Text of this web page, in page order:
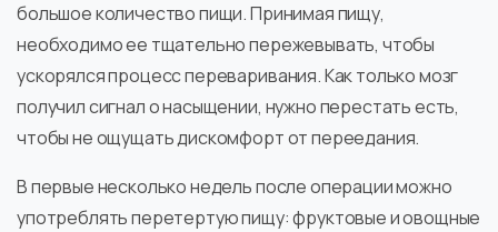
большое количество пищи. Принимая пищу,
необходимо ее тщательно пережевывать, чтобы
ускорялся процесс переваривания. Как только мозг
получил сигнал о насыщении, нужно перестать есть,
чтобы не ощущать дискомфорт от переедания.
В первые несколько недель после операции можно
употреблять перетертую пищу: фруктовые и овощные